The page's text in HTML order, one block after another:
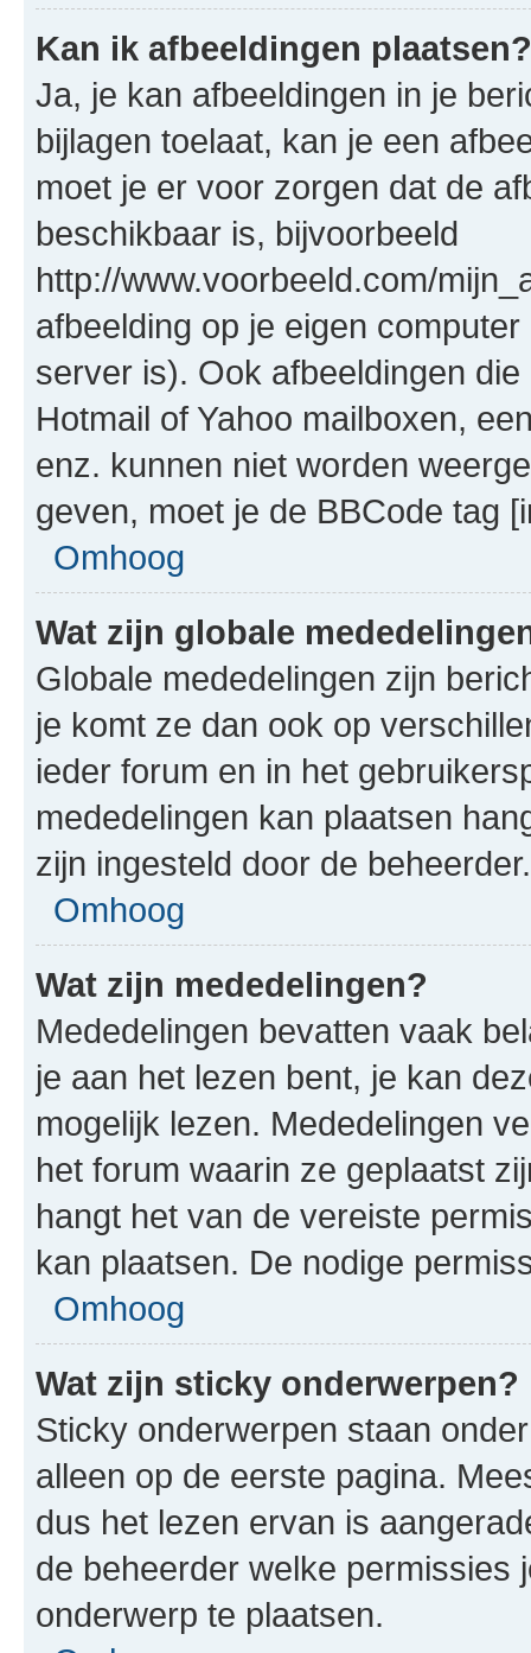
Kan ik afbeeldingen plaatsen?
Ja, je kan afbeeldingen in je
bijlagen toelaat, kan je een
moet je er voor zorgen dat de
beschikbaar is, bijvoorbeeld
http://www.voorbeeld.com/
afbeelding op je eigen
server is). Ook afbeeldingen
Hotmail of Yahoo mailboxen,
enz. kunnen niet worden
geven, moet je de BBCode tag
Omhoog
Wat zijn globale
Globale mededelingen zijn
je komt ze dan ook op
ieder forum en in het
mededelingen kan plaatsen
zijn ingesteld door de beheerder.
Omhoog
Wat zijn mededelingen?
Mededelingen bevatten vaak
je aan het lezen bent, je kan
mogelijk lezen. Mededelingen
het forum waarin ze geplaatst
hangt het van de vereiste
kan plaatsen. De nodige
Omhoog
Wat zijn sticky onderwerpen?
Sticky onderwerpen staan
alleen op de eerste pagina.
dus het lezen ervan is
de beheerder welke permissies
onderwerp te plaatsen.